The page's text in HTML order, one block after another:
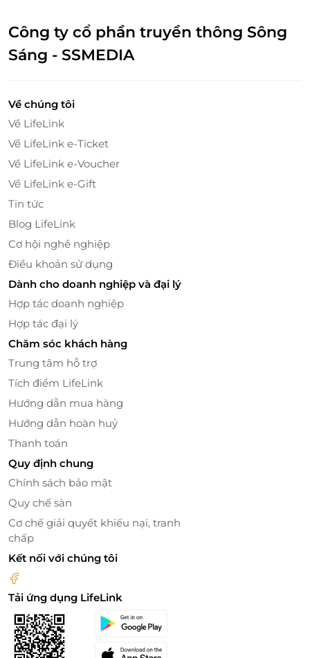
trí địa lý thuận lợi sẽ đem đến cho người dân miền
nhiệt đới những trải nghiệm thú vị và tuyệt vời với
một “mùa đông mát lạnh”.
Truy cập
chất lượng cùng mức giá vô cùng hấp dẫn!
Công ty cổ phần truyền thông Sông
Sáng - SSMEDIA
Về chúng tôi
Về LifeLink
Về LifeLink e-Ticket
Về LifeLink e-Voucher
Về LifeLink e-Gift
Tin tức
Blog LifeLink
Cơ hội nghề nghiệp
Điều khoản sử dụng
Dành cho doanh nghiệp và đại lý
Hợp tác doanh nghiệp
Hợp tác đại lý
Chăm sóc khách hàng
Trung tâm hỗ trợ
Tích điểm LifeLink
Hướng dẫn mua hàng
Hướng dẫn hoàn huỷ
Thanh toán
Quy định chung
Chính sách bảo mật
Quy chế sàn
Cơ chế giải quyết khiếu nại, tranh
chấp
Kết nối với chúng tôi
Tải ứng dụng LifeLink